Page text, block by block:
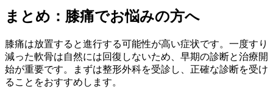
まとめ：膝痛でお悩みの方へ
膝痛は放置すると進行する可能性が高い症状です。一度すり
減った軟骨は自然には回復しないため、早期の診断と治療開
始が重要です。まずは整形外科を受診し、正確な診断を受け
ることをおすすめします。